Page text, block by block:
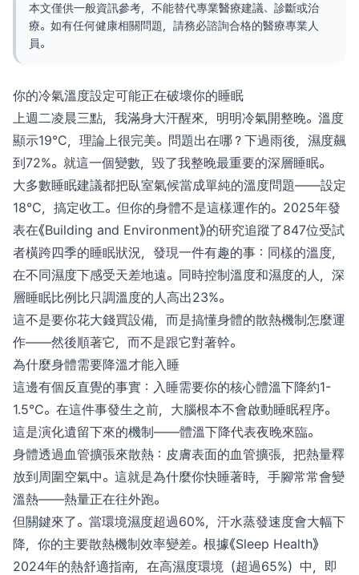
本文僅供一般資訊參考，不能替代專業醫療建議、診斷或治
療。如有任何健康相關問題，請務必諮詢合格的醫療專業人
員。
你的冷氣溫度設定可能正在破壞你的睡眠
上週二凌晨三點，我滿身大汗醒來，明明冷氣開整晚。溫度
顯示19°C，理論上很完美。問題出在哪？下過雨後，濕度飆
到72%。就這一個變數，毀了我整晚最重要的深層睡眠。
大多數睡眠建議都把臥室氣候當成單純的溫度問題——設定
18°C，搞定收工。但你的身體不是這樣運作的。2025年發
表在《Building and Environment》的研究追蹤了847位受試
者橫跨四季的睡眠狀況，發現一件有趣的事：同樣的溫度，
在不同濕度下感受天差地遠。同時控制溫度和濕度的人，深
層睡眠比例比只調溫度的人高出23%。
這不是要你花大錢買設備，而是搞懂身體的散熱機制怎麼運
作——然後順著它，而不是跟它對著幹。
為什麼身體需要降溫才能入睡
這邊有個反直覺的事實：入睡需要你的核心體溫下降約1-
1.5°C。在這件事發生之前，大腦根本不會啟動睡眠程序。
這是演化遺留下來的機制——體溫下降代表夜晚來臨。
身體透過血管擴張來散熱：皮膚表面的血管擴張，把熱量釋
放到周圍空氣中。這就是為什麼你快睡著時，手腳常常會變
溫熱——熱量正在往外跑。
但關鍵來了。當環境濕度超過60%，汗水蒸發速度會大幅下
降，你的主要散熱機制效率變差。根據《Sleep Health》
2024年的熱舒適指南，在高濕度環境（超過65%）中，即